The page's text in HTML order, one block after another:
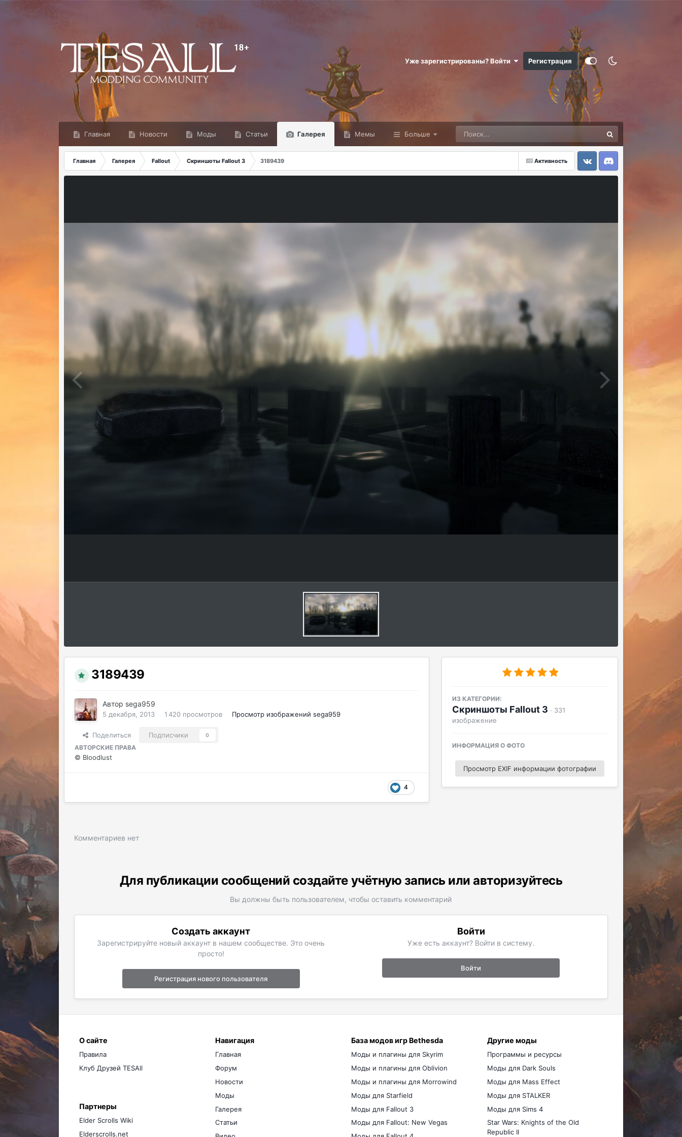
Уже зарегистрированы? Войти Регистрация
Главная Новости Моды Статьи Галерея Мемы Больше
Активность
Главная Галерея Fallout Скриншоты Fallout 3
3189439
VK
Discord
3189439
Автор sega959
5 декабря, 2013 1 420 просмотров Просмотр изображений sega959
Поделиться Подписчики 0
АВТОРСКИЕ ПРАВА
© Bloodlust
4
ИЗ КАТЕГОРИИ:
Скриншоты Fallout 3 · 331
изображение
ИНФОРМАЦИЯ О ФОТО
Просмотр EXIF информации фотографии
Комментариев нет
Для публикации сообщений создайте учётную запись или авторизуйтесь
Вы должны быть пользователем, чтобы оставить комментарий
Создать аккаунт
Зарегистрируйте новый аккаунт в нашем сообществе. Это очень
просто!
Регистрация нового пользователя
Войти
Уже есть аккаунт? Войти в систему.
Войти
О сайте
Правила
Клуб Друзей TESAll
Партнеры
Elder Scrolls Wiki
Elderscrolls.net
Навигация
Главная
Форум
Новости
Моды
Галерея
Статьи
База модов игр Bethesda
Моды и плагины для Skyrim
Моды и плагины для Oblivion
Моды и плагины для Morrowind
Моды для Starfield
Моды для Fallout 3
Моды для Fallout: New Vegas
Другие моды
Программы и ресурсы
Моды для Dark Souls
Моды для Mass Effect
Моды для STALKER
Моды для Sims 4
Star Wars: Knights of the Old
Republic II